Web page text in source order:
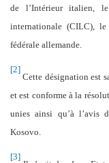
de l’Intérieur italien,
internationale (CILC),
fédérale allemande.
[2]
Cette désignation est
et est conforme à la
unies ainsi qu’à l’avis
Kosovo.
[3]